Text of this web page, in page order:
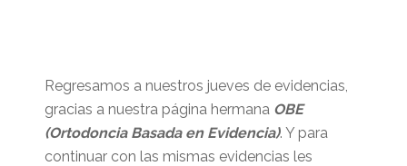
Regresamos a nuestros jueves de evidencias,
gracias a nuestra página hermana OBE
(Ortodoncia Basada en Evidencia). Y para
continuar con las mismas evidencias les